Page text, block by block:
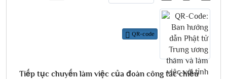
QR-code
Tiếp tục chuyến làm việc của đoàn công tác chiều